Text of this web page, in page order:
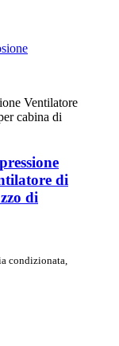
di
di
condizionata,